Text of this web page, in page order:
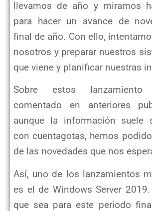
llevamos de año y miramos
para hacer un avance de
final de año. Con ello,
nosotros y preparar nuestros
que viene y planificar nuestras
Sobre estos
comentado en anteriores
aunque la información suele
con cuentagotas, hemos
de las novedades que nos
Así, uno de los lanzamientos
es el de Windows Server
que sea para este periodo